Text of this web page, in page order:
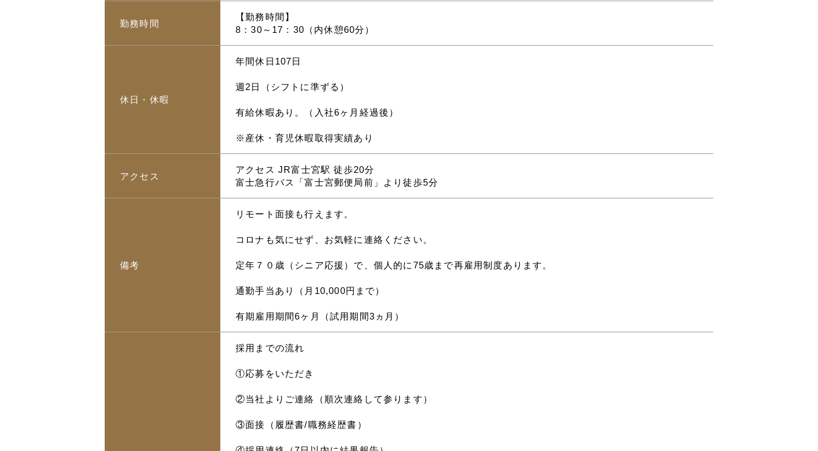
勤務時間
【勤務時間】
8：30～17：30（内休憩60分）
休日・休暇
年間休日107日
週2日（シフトに準ずる）
有給休暇あり。（入社6ヶ月経過後）
※産休・育児休暇取得実績あり
アクセス
アクセス JR富士宮駅 徒歩20分
富士急行バス「富士宮郵便局前」より徒歩5分
備考
リモート面接も行えます。
コロナも気にせず、お気軽に連絡ください。
定年７０歳（シニア応援）で、個人的に75歳まで再雇用制度あります。
通勤手当あり（月10,000円まで）
有期雇用期間6ヶ月（試用期間3ヵ月）
採用までの流れ
①応募をいただき
②当社よりご連絡（順次連絡して参ります）
③面接（履歴書/職務経歴書）